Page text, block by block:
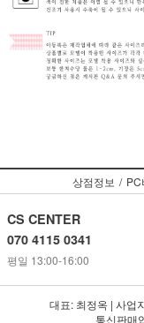
상점정보 / PC
CS CENTER
070 4115 0341
평일 13:00-16:00
대표: 최정옥 | 사업
통신판매